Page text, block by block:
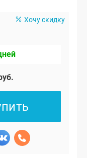
Хочу скидку